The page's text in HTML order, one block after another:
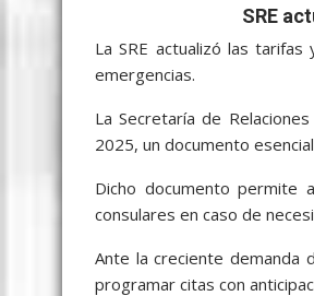
e
b
o
o
k
t
t
e
r
i
l
a
t
A
p
p
s
s
n
g
e
r
SRE
La SRE actualizó las
emergencias.
La Secretaría de
2025, un documento
Dicho documento permite
consulares en caso de
Ante la creciente demanda
programar citas con